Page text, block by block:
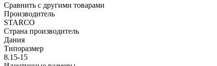
Сравнить с другими товарами
Производитель
STARCO
Страна производитель
Дания
Типоразмер
8.15-15